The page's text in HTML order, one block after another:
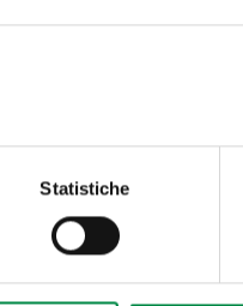
Statistiche
Azienda USL di Imola -
Imola
T. +39 0542 604111 -
Partita IVA 00705271203